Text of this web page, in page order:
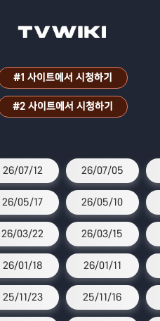
#1 사이트에서 시청하기
#2 사이트에서 시청하기
26/07/12 26/07/05
26/05/17 26/05/10
26/03/22 26/03/15
26/01/18 26/01/11
25/11/23 25/11/16